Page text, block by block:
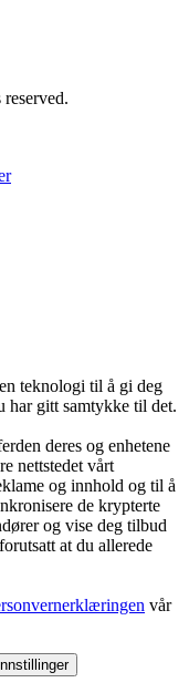
teknologi til å gi deg
har gitt samtykke til det.
deres og enhetene
nettstedet vårt
og innhold og til å
de krypterte
og vise deg tilbud
at du allerede
vår